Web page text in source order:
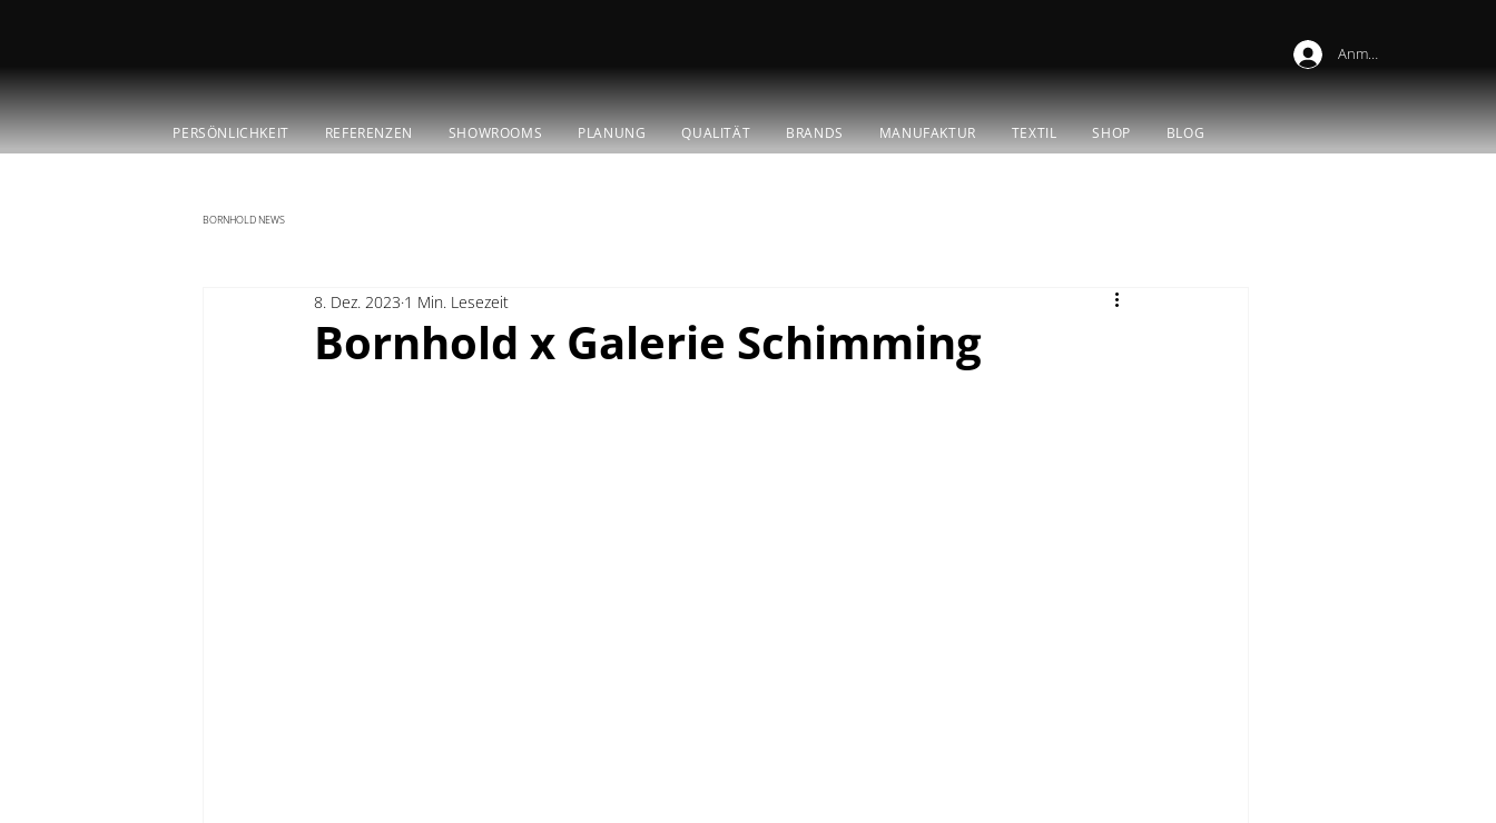
PERSÖNLICHKEIT REFERENZEN SHOWROOMS PLANUNG QUALITÄT BRANDS MANUFAKTUR TEXTIL SHOP BLOG
Anmelden
BORNHOLD NEWS
Bornhold x Galerie Schimming
8. Dez. 2023 1 Min. Lesezeit